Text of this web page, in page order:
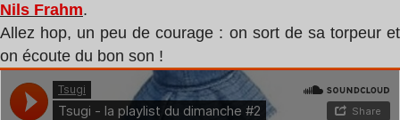
Nils Frahm.
Allez hop, un peu de courage : on sort de sa torpeur et
on écoute du bon son !